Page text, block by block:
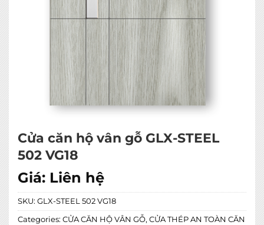
Cửa căn hộ vân gỗ GLX-STEEL
502 VG18
Giá: Liên hệ
SKU: GLX-STEEL 502 VG18
Categories: CỬA CĂN HỘ VÂN GỖ, CỬA THÉP AN TOÀN CĂN